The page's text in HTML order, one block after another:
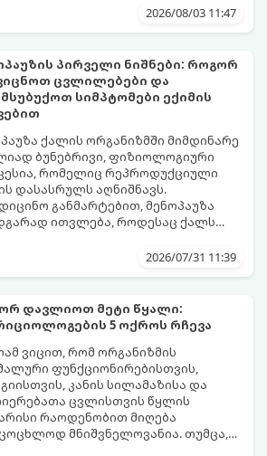
2026/08/03 11:47
პირველი ნიშნები: როგორ
ცვლილებები და
სიმპტომები ექიმის
ქალის ორგანიზმში მიმდინარე
ბუნებრივი, ფიზიოლოგიური
რომელიც რეპროდუქციული
დასასრულს აღნიშნავს.
განმარტებით, მენოპაუზა
ითვლება, როდესაც ქალს
ამ მომენტამდე ბევრად ადრე
40-დან 50 წლამდე ასაკში იწყება
4-დან 8 წლამდე
რომ ეს პერიოდი შფოთვის
გაიაროთ, მნიშვნელოვანია
რა სიგნალებს გზავნის ორგანიზმი
შეიმსუბუქოთ მდგომარეობა
გინეკოლოგებისა და
რეკომენდაციებით.
2026/07/31 11:39
დავლიოთ მეტი წყალი:
5 ოქროს რჩევა
ვიცით, რომ ორგანიზმის
ფუნქციონირებისთვის,
კანის სილამაზისა და
ცვლისთვის წყლის
რაოდენობით მიღება
მნიშვნელოვანია. თუმცა,